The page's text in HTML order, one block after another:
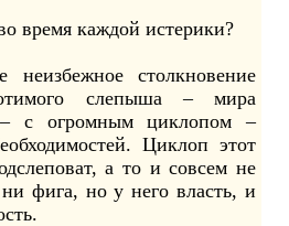
каждой истерики?
столкновение
слепыша – мира
с огромным циклопом –
Циклоп этот
а то и совсем не
фига, но у него власть, и